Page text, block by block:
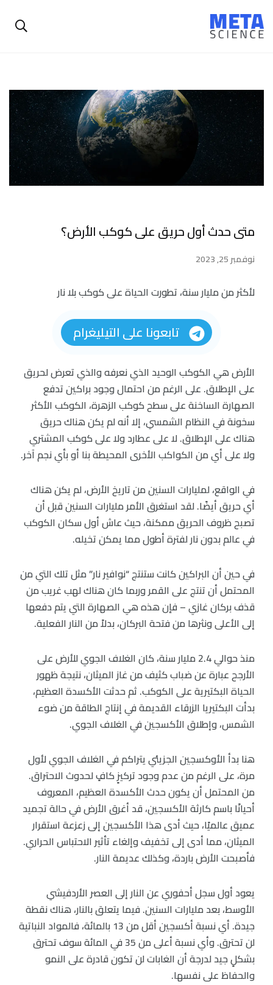
متى حدث أول حريق على كوكب الأرض؟
نوفمبر 25, 2023
لأكثر من مليار سنة، تطورت الحياة على كوكب بلا نار
تابعونا على التيليغرام
الأرض هي الكوكب الوحيد الذي نعرفه والذي تعرض لحريق
على الإطلاق. على الرغم من احتمال وجود براكين تدفع
الصهارة الساخنة على سطح كوكب الزهرة، الكوكب الأكثر
سخونة في النظام الشمسي، إلا أنه لم يكن هناك حريق
هناك على الإطلاق. لا على عطارد ولا على كوكب المشتري
ولا على أي من الكواكب الأخرى المحيطة بنا أو بأي نجم آخر.
في الواقع، لمليارات السنين من تاريخ الأرض، لم يكن هناك
أي حريق أيضًا. لقد استغرق الأمر مليارات السنين قبل أن
تصبح ظروف الحريق ممكنة، حيث عاش أول سكان الكوكب
في عالم بدون نار لفترة أطول مما يمكن تخيله.
في حين أن البراكين كانت ستنتج “نوافير نار” مثل تلك التي من
المحتمل أن تنتج على القمر وربما كان هناك لهب غريب من
قذف بركان غازي – فإن هذه هي الصهارة التي يتم دفعها
إلى الأعلى ونثرها من فتحة البركان، بدلاً من النار الفعلية.
منذ حوالي 2.4 مليار سنة، كان الغلاف الجوي للأرض على
الأرجح عبارة عن ضباب كثيف من غاز الميثان، نتيجة ظهور
الحياة البكتيرية على الكوكب. ثم حدثت الأكسدة العظيم،
بدأت البكتيريا الزرقاء القديمة في إنتاج الطاقة من ضوء
الشمس، وإطلاق الأكسجين في الغلاف الجوي.
هنا بدأ الأوكسجين الجزيئي يتراكم في الغلاف الجوي لأول
مرة، على الرغم من عدم وجود تركيزٍ كافٍ لحدوث الاحتراق.
من المحتمل أن يكون حدث الأكسدة العظيم، المعروف
أحيانًا باسم كارثة الأكسجين، قد أغرق الأرض في حالة تجميد
عميق عالميًا، حيث أدى هذا الأكسجين إلى زعزعة استقرار
الميثان، مما أدى إلى تخفيف وإلغاء تأثير الاحتباس الحراري.
فأصبحت الأرض باردة، وكذلك عديمة النار.
يعود أول سجل أحفوري عن النار إلى العصر الأردفيشي
الأوسط، بعد مليارات السنين. فيما يتعلق بالنار، هناك نقطة
جيدة. أي نسبة أكسجين أقل من 13 بالمائة، فالمواد النباتية
لن تحترق. وأي نسبة أعلى من 35 في المائة سوف تحترق
بشكلٍ جيد لدرجة أن الغابات لن تكون قادرة على النمو
والحفاظ على نفسها.